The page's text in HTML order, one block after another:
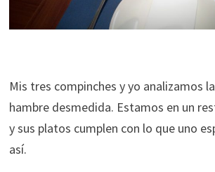
Mis tres compinches y yo analizamos
hambre desmedida. Estamos en un
y sus platos cumplen con lo que uno
así.